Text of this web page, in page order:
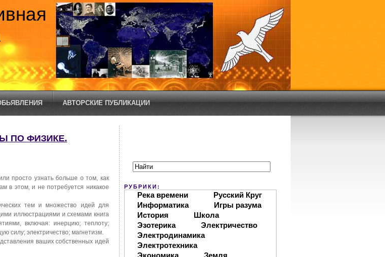
АВТОРСКИЕ ПУБЛИКАЦИИ
ПО ФИЗИКЕ.
просто узнать больше о том, как
в этом, и не потребуется никакое
тем и множество идей для
иллюстрациями и схемами книга
включая: инерцию; теплоту;
силу; электричество; магнетизм.
ваших собственных идей
РУБРИКИ:
Река времени
Русский Круг
Информатика
Игры разума
История
Школа
Эзотерика
Электричество
Электродинамика
Электротехника